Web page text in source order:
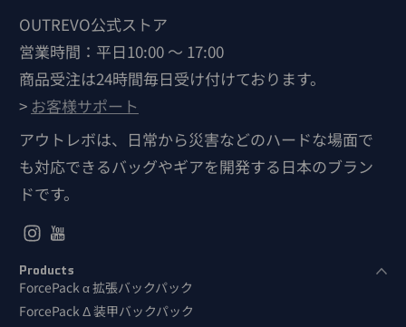
OUTREVO公式ストア
営業時間：平日10:00 ～ 17:00
商品受注は24時間毎日受け付けております。
> お客様サポート
アウトレボは、日常から災害などのハードな場面で
も対応できるバッグやギアを開発する日本のブラン
ドです。
Instagram
Products
ForcePack α 拡張バックパック
ForcePack Δ 装甲バックパック